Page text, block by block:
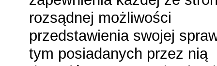
rozsądnej możliwości
przedstawienia swojej
tym posiadanych przez nią